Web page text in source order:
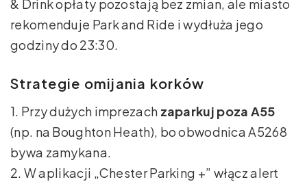
& Drink opłaty pozostają bez zmian, ale miasto
rekomenduje Park and Ride i wydłuża jego
godziny do 23:30.
Strategie omijania korków
1. Przy dużych imprezach zaparkuj poza A55
(np. na Boughton Heath), bo obwodnica A5268
bywa zamykana.
2. W aplikacji „Chester Parking +” włącz alert